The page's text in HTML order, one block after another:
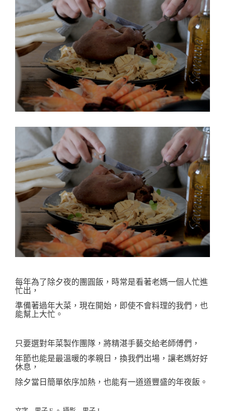
每年為了除夕夜的團圓飯，時常是看著老媽一個人忙進
忙出，
準備著過年大菜， 現在開始，即使不會料理的我們，也
能幫上大忙。
只要選對年菜製作團隊， 將精湛手藝交給老師傅們，
年節也能是最溫暖的孝親日， 換我們出場， 讓老媽好好
休息，
除夕當日簡單依序加熱， 也能有一道道豐盛的年夜飯。